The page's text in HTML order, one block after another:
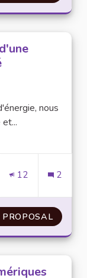
nous
12 2